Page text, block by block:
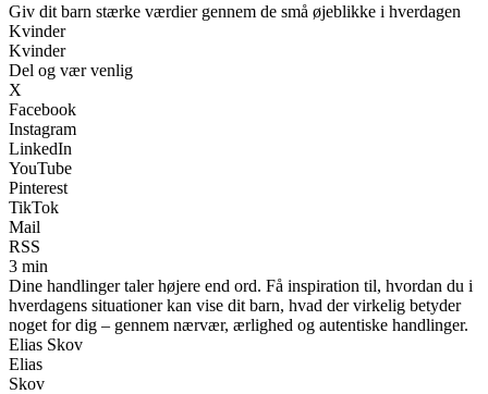
Giv dit barn stærke værdier gennem de små øjeblikke i hverdagen
Kvinder
Kvinder
Del og vær venlig
X
Facebook
Instagram
LinkedIn
YouTube
Pinterest
TikTok
Mail
RSS
3 min
Dine handlinger taler højere end ord. Få inspiration til, hvordan du i
hverdagens situationer kan vise dit barn, hvad der virkelig betyder
noget for dig – gennem nærvær, ærlighed og autentiske handlinger.
Elias Skov
Elias
Skov